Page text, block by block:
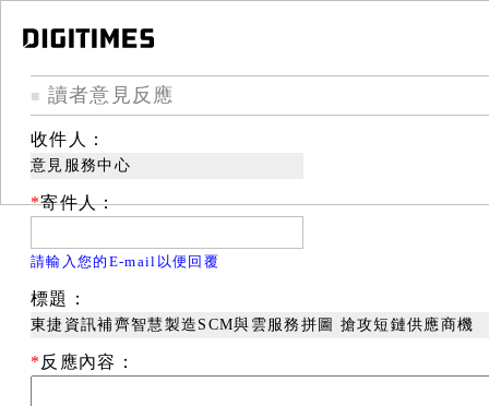
■ 讀者意見反應
收件人：
意見服務中心
*寄件人：
請輸入您的E-mail以便回覆
標題：
東捷資訊補齊智慧製造SCM與雲服務拼圖 搶攻短鏈供應商機
* 反應內容：